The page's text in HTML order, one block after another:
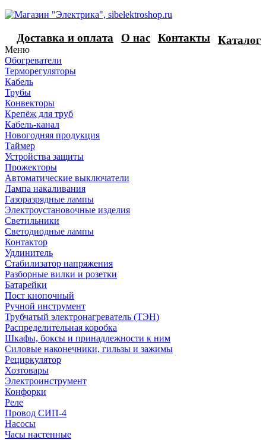
Каталог
Контакты
О нас
Доставка и оплата
Меню
Обогреватели
Терморегуляторы
Кабель
Трубы
Конвекторы
Крепёж для труб
Кабель-канал
Новогодняя продукция
Таймер
Устройства защиты
Прожекторы
Автоматические выключатели
Лампа накаливания
Газоразрядные лампы
Электроустановочные изделия
Светильники
Светодиодные лампы
Контактор
Удлинитель
Стабилизатор напряжения
Разборные вилки и розетки
Батарейки
Пост кнопочный
Ручной инструмент
Трубчатый электронагреватель (ТЭН)
Распределительная коробка
Шкафы, боксы и принадлежности к ним
Силовые наконечники, гильзы и зажимы
Рециркулятор
Хозтовары
Электроинструмент
Конфорки
Реле
Провод СИП-4
Насосы
Часы настенные